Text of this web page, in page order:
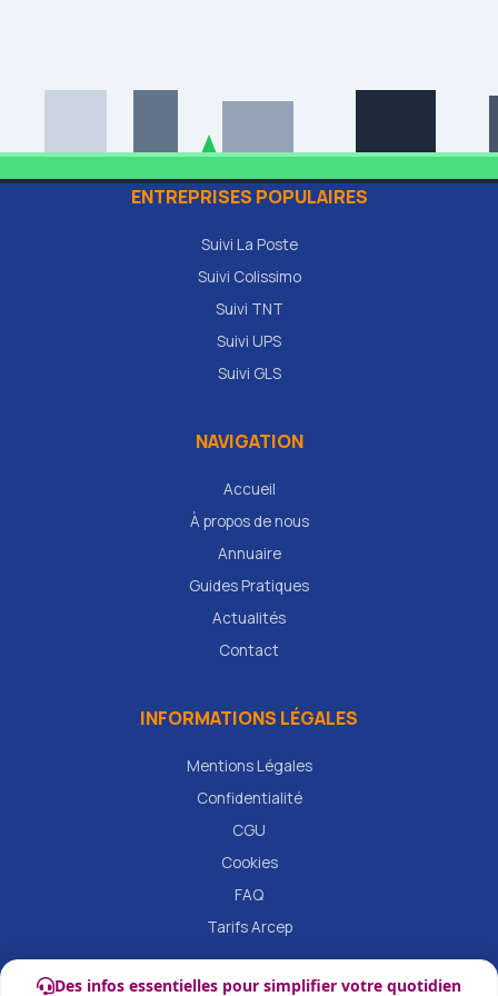
Des infos essentielles pour simplifier votre quotidien
ENTREPRISES POPULAIRES
Suivi La Poste
Suivi Colissimo
Suivi TNT
Suivi UPS
Suivi GLS
NAVIGATION
Accueil
À propos de nous
Annuaire
Guides Pratiques
Actualités
Contact
INFORMATIONS LÉGALES
Mentions Légales
Confidentialité
CGU
Cookies
FAQ
Tarifs Arcep